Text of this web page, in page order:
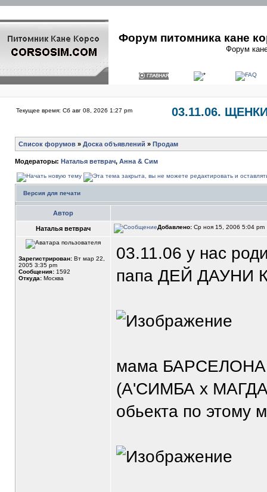
Форум питомника кане
Форум
Текущее время: Сб авг 08, 2026 1:27 pm 03.11.06.
Список форумов » Доска объявлений » Продам
Модераторы: Наталья ветврач, Анна & Сим
Версия для печати
Автор
Наталья ветврач Добавлено: Ср ноя 15, 2006 5:04 pm
Зарегистрирован: Вт мар 22,
2005 3:35 pm
Сообщения: 1592
Откуда: Москва
03.11.06 у нас
папа ДЕЙ ДАУНИ
мама
(А'СИМБА х
обьекта по этому